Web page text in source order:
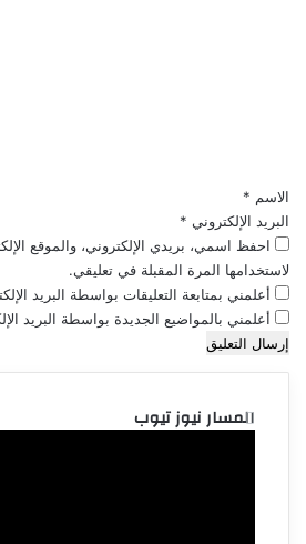
الاسم *
البريد الإلكتروني *
احفظ اسمي، بريدي الإلكتروني، والموقع
لاستخدامها المرة المقبلة في تعليقي.
أعلمني بمتابعة التعليقات بواسطة البريد
أعلمني بالمواضيع الجديدة بواسطة البريد
المسار نيوز تيوب